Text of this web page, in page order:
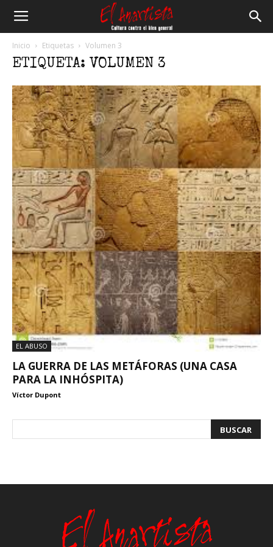
Inicio Etiquetas Volumen 3
ETIQUETA: VOLUMEN 3
EL ABUSO
LA GUERRA DE LAS METÁFORAS (UNA CASA
PARA LA INHÓSPITA)
Víctor Dupont